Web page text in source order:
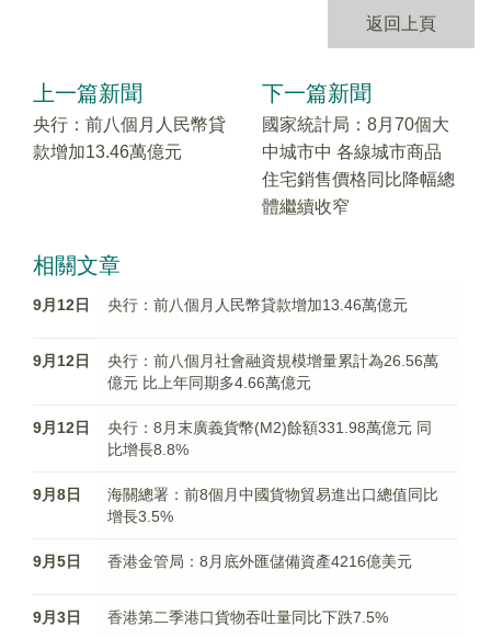
返回上頁
上一篇新聞
央行：前八個月人民幣貸
款增加13.46萬億元
下一篇新聞
國家統計局：8月70個大
中城市中 各線城市商品
住宅銷售價格同比降幅總
體繼續收窄
相關文章
9月12日 央行：前八個月人民幣貸款增加13.46萬億元
9月12日
央行：前八個月社會融資規模增量累計為26.56萬
億元 比上年同期多4.66萬億元
9月12日
央行：8月末廣義貨幣(M2)餘額331.98萬億元 同
比增長8.8%
9月8日
海關總署：前8個月中國貨物貿易進出口總值同比
增長3.5%
9月5日 香港金管局：8月底外匯儲備資產4216億美元
9月3日 香港第二季港口貨物吞吐量同比下跌7.5%